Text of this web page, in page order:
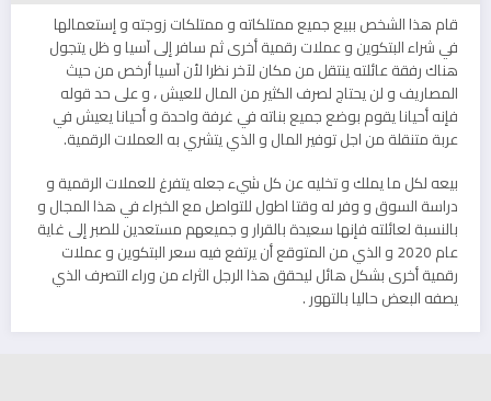
قام هذا الشخص ببيع جميع ممتلكاته و ممتلكات زوجته و إستعمالها
في شراء البتكوين و عملات رقمية أخرى ثم سافر إلى آسيا و ظل يتجول
هناك رفقة عائلته ينتقل من مكان لآخر نظرا لأن آسيا أرخص من حيث
المصاريف و لن يحتاج لصرف الكثير من المال للعيش ، و على حد قوله
فإنه أحيانا يقوم بوضع جميع بناته في غرفة واحدة و أحيانا يعيش في
عربة متنقلة من اجل توفير المال و الذي يتشري به العملات الرقمية.
بيعه لكل ما يملك و تخليه عن كل شيء جعله يتفرغ للعملات الرقمية و
دراسة السوق و وفر له وقتا اطول للتواصل مع الخبراء في هذا المجال و
بالنسبة لعائلته فإنها سعيدة بالقرار و جميعهم مستعدين للصبر إلى غاية
عام 2020 و الذي من المتوقع أن يرتفع فيه سعر البتكوين و عملات
رقمية أخرى بشكل هائل ليحقق هذا الرجل الثراء من وراء التصرف الذي
يصفه البعض حاليا بالتهور .